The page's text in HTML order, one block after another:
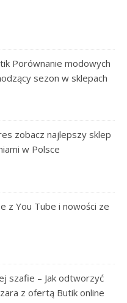
Porównanie modowych
sezon w sklepach
zobacz najlepszy sklep
w Polsce
z You Tube i nowości ze
szafie – Jak odtworzyć
z ofertą Butik online